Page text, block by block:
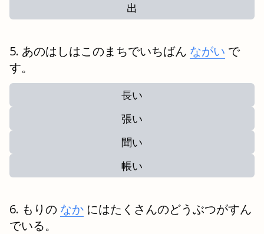
出
あのはしはこのまちでいちばん ながい で
す。
長い
張い
聞い
帳い
もりの なか にはたくさんのどうぶつがすん
でいる。